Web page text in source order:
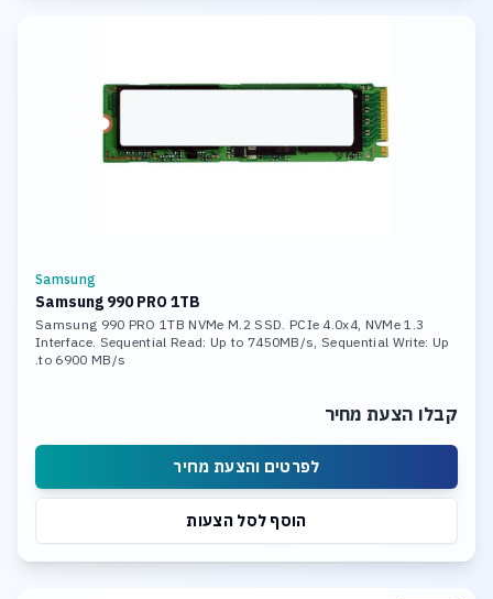
Samsung
Samsung 990 PRO 1TB
Samsung 990 PRO 1TB NVMe M.2 SSD. PCIe 4.0x4, NVMe 1.3
Interface. Sequential Read: Up to 7450MB/s, Sequential Write: Up
to 6900 MB/s.
קבלו הצעת מחיר
לפרטים והצעת מחיר
הוסף לסל הצעות